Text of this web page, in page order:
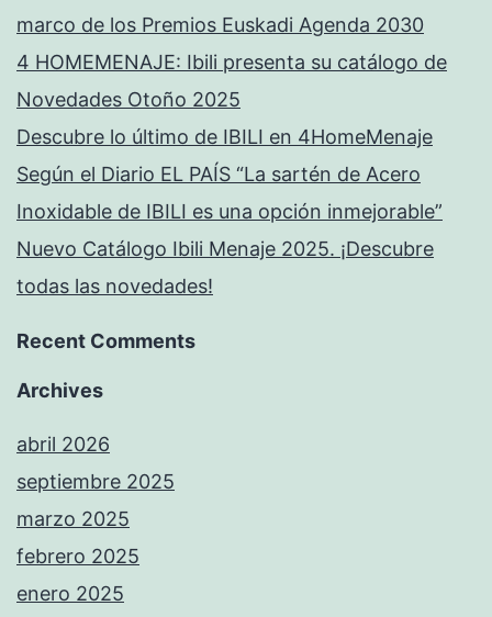
marco de los Premios Euskadi Agenda 2030
4 HOMEMENAJE: Ibili presenta su catálogo de
Novedades Otoño 2025
Descubre lo último de IBILI en 4HomeMenaje
Según el Diario EL PAÍS “La sartén de Acero
Inoxidable de IBILI es una opción inmejorable”
Nuevo Catálogo Ibili Menaje 2025. ¡Descubre
todas las novedades!
Recent Comments
Archives
abril 2026
septiembre 2025
marzo 2025
febrero 2025
enero 2025